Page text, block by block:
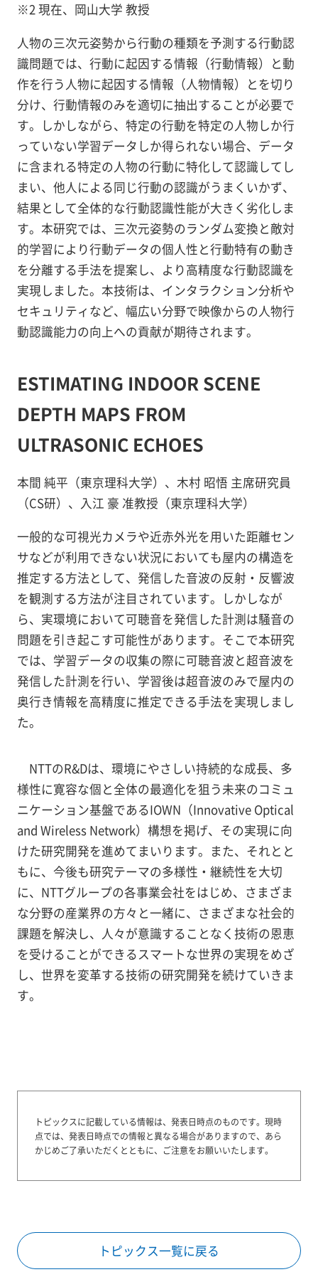
※2 現在、岡山大学 教授
人物の三次元姿勢から行動の種類を予測する行動認
識問題では、行動に起因する情報（行動情報）と動
作を行う人物に起因する情報（人物情報）とを切り
分け、行動情報のみを適切に抽出することが必要で
す。しかしながら、特定の行動を特定の人物しか行
っていない学習データしか得られない場合、データ
に含まれる特定の人物の行動に特化して認識してし
まい、他人による同じ行動の認識がうまくいかず、
結果として全体的な行動認識性能が大きく劣化しま
す。本研究では、三次元姿勢のランダム変換と敵対
的学習により行動データの個人性と行動特有の動き
を分離する手法を提案し、より高精度な行動認識を
実現しました。本技術は、インタラクション分析や
セキュリティなど、幅広い分野で映像からの人物行
動認識能力の向上への貢献が期待されます。
ESTIMATING INDOOR SCENE
DEPTH MAPS FROM
ULTRASONIC ECHOES
本間 純平（東京理科大学）、木村 昭悟 主席研究員
（CS研）、入江 豪 准教授（東京理科大学）
一般的な可視光カメラや近赤外光を用いた距離セン
サなどが利用できない状況においても屋内の構造を
推定する方法として、発信した音波の反射・反響波
を観測する方法が注目されています。しかしなが
ら、実環境において可聴音を発信した計測は騒音の
問題を引き起こす可能性があります。そこで本研究
では、学習データの収集の際に可聴音波と超音波を
発信した計測を行い、学習後は超音波のみで屋内の
奥行き情報を高精度に推定できる手法を実現しまし
た。
NTTのR&Dは、環境にやさしい持続的な成長、多
様性に寛容な個と全体の最適化を狙う未来のコミュ
ニケーション基盤であるIOWN（Innovative Optical
and Wireless Network）構想を掲げ、その実現に向
けた研究開発を進めてまいります。また、それとと
もに、今後も研究テーマの多様性・継続性を大切
に、NTTグループの各事業会社をはじめ、さまざま
な分野の産業界の方々と一緒に、さまざまな社会的
課題を解決し、人々が意識することなく技術の恩恵
を受けることができるスマートな世界の実現をめざ
し、世界を変革する技術の研究開発を続けていきま
す。
トピックスに記載している情報は、発表日時点のものです。 現時
点では、発表日時点での情報と異なる場合がありますので、あら
かじめご了承いただくとともに、ご注意をお願いいたします。
トピックス一覧に戻る